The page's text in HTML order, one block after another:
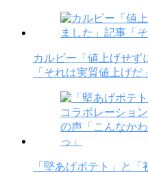
カルビー「値上げせず
「それは実質値上げだ」
「堅あげポテト」と